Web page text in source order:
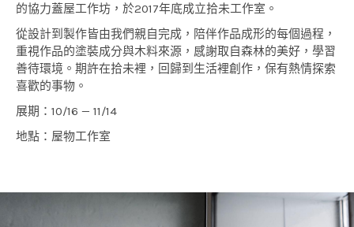
的協力蓋屋工作坊，於2017年底成立拾未工作室。
從設計到製作皆由我們親自完成，陪伴作品成形的每個過程，
重視作品的塗裝成分與木料來源，感謝取自森林的美好，學習
善待環境。期許在拾未裡，回歸到生活裡創作，保有熱情探索
喜歡的事物。
展期：10/16 — 11/14
地點：屋物工作室